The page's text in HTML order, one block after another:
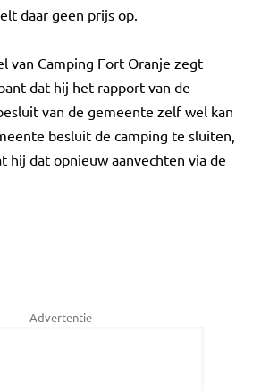
daar geen prijs op.
van Camping Fort Oranje zegt
dat hij het rapport van de
van de gemeente zelf wel kan
besluit de camping te sluiten,
hij dat opnieuw aanvechten via de
Advertentie